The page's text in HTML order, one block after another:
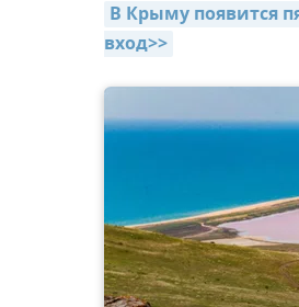
В Крыму появится
вход>>